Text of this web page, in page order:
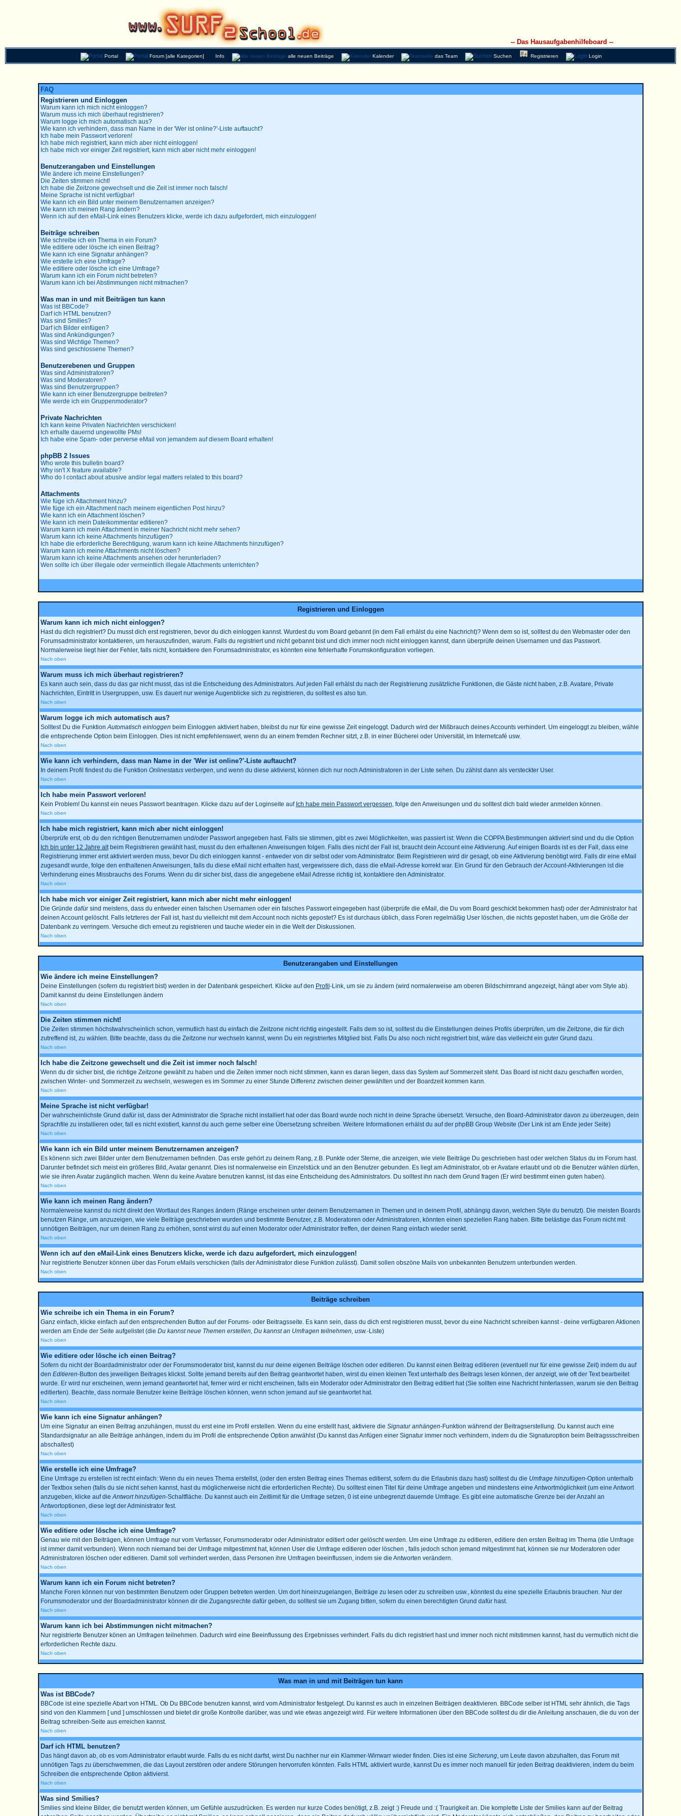
-- Das Hausaufgabenhilfeboard --
Portal Forum [alle Kategorien] Info alle neuen Beiträge Kalender das Team Suchen Registrieren Login
FAQ
Registrieren und Einloggen
Warum kann ich mich nicht einloggen?
Warum muss ich mich überhaut registrieren?
Warum logge ich mich automatisch aus?
Wie kann ich verhindern, dass man Name in der 'Wer ist online?'-Liste auftaucht?
Ich habe mein Passwort verloren!
Ich habe mich registriert, kann mich aber nicht einloggen!
Ich habe mich vor einiger Zeit registriert, kann mich aber nicht mehr einloggen!
Benutzerangaben und Einstellungen
Wie ändere ich meine Einstellungen?
Die Zeiten stimmen nicht!
Ich habe die Zeitzone gewechselt und die Zeit ist immer noch falsch!
Meine Sprache ist nicht verfügbar!
Wie kann ich ein Bild unter meinem Benutzernamen anzeigen?
Wie kann ich meinen Rang ändern?
Wenn ich auf den eMail-Link eines Benutzers klicke, werde ich dazu aufgefordert, mich einzuloggen!
Beiträge schreiben
Wie schreibe ich ein Thema in ein Forum?
Wie editiere oder lösche ich einen Beitrag?
Wie kann ich eine Signatur anhängen?
Wie erstelle ich eine Umfrage?
Wie editiere oder lösche ich eine Umfrage?
Warum kann ich ein Forum nicht betreten?
Warum kann ich bei Abstimmungen nicht mitmachen?
Was man in und mit Beiträgen tun kann
Was ist BBCode?
Darf ich HTML benutzen?
Was sind Smilies?
Darf ich Bilder einfügen?
Was sind Ankündigungen?
Was sind Wichtige Themen?
Was sind geschlossene Themen?
Benutzerebenen und Gruppen
Was sind Administratoren?
Was sind Moderatoren?
Was sind Benutzergruppen?
Wie kann ich einer Benutzergruppe beitreten?
Wie werde ich ein Gruppenmoderator?
Private Nachrichten
Ich kann keine Privaten Nachrichten verschicken!
Ich erhalte dauernd ungewollte PMs!
Ich habe eine Spam- oder perverse eMail von jemandem auf diesem Board erhalten!
phpBB 2 Issues
Who wrote this bulletin board?
Why isn't X feature available?
Who do I contact about abusive and/or legal matters related to this board?
Attachments
Wie füge ich Attachment hinzu?
Wie füge ich ein Attachment nach meinem eigentlichen Post hinzu?
Wie kann ich ein Attachment löschen?
Wie kann ich mein Dateikommentar editieren?
Warum kann ich mein Attachment in meiner Nachricht nicht mehr sehen?
Warum kann ich keine Attachments hinzufügen?
Ich habe die erforderliche Berechtigung, warum kann ich keine Attachments hinzufügen?
Warum kann ich meine Attachments nicht löschen?
Warum kann ich keine Attachments ansehen oder herunterladen?
Wen sollte ich über illegale oder vermeintlich illegale Attachments unterrichten?
Registrieren und Einloggen
Warum kann ich mich nicht einloggen?
Hast du dich registriert? Du musst dich erst registrieren, bevor du dich einloggen kannst. Wurdest du vom Board gebannt (in dem Fall erhälst du eine Nachricht)? Wenn dem so ist, solltest du den Webmaster oder den
Forumsadministrator kontaktieren, um herauszufinden, warum. Falls du registriert und nicht gebannt bist und dich immer noch nicht einloggen kannst, dann überprüfe deinen Usernamen und das Passwort.
Normalerweise liegt hier der Fehler, falls nicht, kontaktiere den Forumsadministrator, es könnten eine fehlerhafte Forumskonfiguration vorliegen.
Nach oben
Warum muss ich mich überhaut registrieren?
Es kann auch sein, dass du das gar nicht musst, das ist die Entscheidung des Administrators. Auf jeden Fall erhälst du nach der Registrierung zusätzliche Funktionen, die Gäste nicht haben, z.B. Avatare, Private
Nachrichten, Eintritt in Usergruppen, usw. Es dauert nur wenige Augenblicke sich zu registrieren, du solltest es also tun.
Nach oben
Warum logge ich mich automatisch aus?
Solltest Du die FunktionAutomatisch einloggen beim Einloggen aktiviert haben, bleibst du nur für eine gewisse Zeit eingeloggt. Dadurch wird der Mißbrauch deines Accounts verhindert. Um eingeloggt zu bleiben, wähle
die entsprechende Option beim Einloggen. Dies ist nicht empfehlenswert, wenn du an einem fremden Rechner sitzt, z.B. in einer Bücherei oder Universität, im Internetcafé usw.
Nach oben
Wie kann ich verhindern, dass man Name in der 'Wer ist online?'-Liste auftaucht?
In deinem Profil findest du die Funktion Onlinestatus verbergen, und wenn du diese aktivierst, können dich nur noch Administratoren in der Liste sehen. Du zählst dann als versteckter User.
Nach oben
Ich habe mein Passwort verloren!
Kein Problem! Du kannst ein neues Passwort beantragen. Klicke dazu auf der Loginseite auf Ich habe mein Passwort vergessen, folge den Anweisungen und du solltest dich bald wieder anmelden können.
Nach oben
Ich habe mich registriert, kann mich aber nicht einloggen!
Überprüfe erst, ob du den richtigen Benutzernamen und/oder Passwort angegeben hast. Falls sie stimmen, gibt es zwei Möglichkeiten, was passiert ist: Wenn die COPPA Bestimmungen aktiviert sind und du die Option
Ich bin unter 12 Jahre altbeim Registrieren gewählt hast, musst du den erhaltenen Anweisungen folgen. Falls dies nicht der Fall ist, braucht dein Account eine Aktivierung. Auf einigen Boards ist es der Fall, dass eine
Registrierung immer erst aktiviert werden muss, bevor Du dich einloggen kannst - entweder von dir selbst oder vom Administrator. Beim Registrieren wird dir gesagt, ob eine Aktivierung benötigt wird. Falls dir eine eMail
zugesandt wurde, folge den enthaltenen Anweisungen, falls du diese eMail nicht erhalten hast, vergewissere dich, dass die eMail-Adresse korrekt war. Ein Grund für den Gebrauch der Account-Aktivierungen ist die
Verhinderung eines Missbrauchs des Forums. Wenn du dir sicher bist, dass die angegebene eMail Adresse richtig ist, kontaktiere den Administrator.
Nach oben
Ich habe mich vor einiger Zeit registriert, kann mich aber nicht mehr einloggen!
Die Gründe dafür sind meistens, dass du entweder einen falschen Usernamen oder ein falsches Passwort eingegeben hast (überprüfe die eMail, die Du vom Board geschickt bekommen hast) oder der Administrator hat
deinen Account gelöscht. Falls letzteres der Fall ist, hast du vielleicht mit dem Account noch nichts gepostet? Es ist durchaus üblich, dass Foren regelmäßig User löschen, die nichts gepostet haben, um die Größe der
Datenbank zu verringern. Versuche dich erneut zu registrieren und tauche wieder ein in die Welt der Diskussionen.
Nach oben
Benutzerangaben und Einstellungen
Wie ändere ich meine Einstellungen?
Deine Einstellungen (sofern du registriert bist) werden in der Datenbank gespeichert. Klicke auf den Profil -Link, um sie zu ändern (wird normalerweise am oberen Bildschirmrand angezeigt, hängt aber vom Style ab).
Damit kannst du deine Einstellungen ändern
Nach oben
Die Zeiten stimmen nicht!
Die Zeiten stimmen höchstwahrscheinlich schon, vermutlich hast du einfach die Zeitzone nicht richtig eingestellt. Falls dem so ist, solltest du die Einstellungen deines Profils überprüfen, um die Zeitzone, die für dich
zutreffend ist, zu wählen. Bitte beachte, dass du die Zeitzone nur wechseln kannst, wenn Du ein registriertes Mitglied bist. Falls Du also noch nicht registriert bist, wäre das vielleicht ein guter Grund dazu.
Nach oben
Ich habe die Zeitzone gewechselt und die Zeit ist immer noch falsch!
Wenn du dir sicher bist, die richtige Zeitzone gewählt zu haben und die Zeiten immer noch nicht stimmen, kann es daran liegen, dass das System auf Sommerzeit steht. Das Board ist nicht dazu geschaffen worden,
zwischen Winter- und Sommerzeit zu wechseln, weswegen es im Sommer zu einer Stunde Differenz zwischen deiner gewählten und der Boardzeit kommen kann.
Nach oben
Meine Sprache ist nicht verfügbar!
Der wahrscheinlichste Grund dafür ist, dass der Administrator die Sprache nicht installiert hat oder das Board wurde noch nicht in deine Sprache übersetzt. Versuche, den Board-Administrator davon zu überzeugen, dein
Sprachfile zu installieren oder, fall es nicht existiert, kannst du auch gerne selber eine Übersetzung schreiben. Weitere Informationen erhälst du auf der phpBB Group Website (Der Link ist am Ende jeder Seite)
Nach oben
Wie kann ich ein Bild unter meinem Benutzernamen anzeigen?
Es könenn sich zwei Bilder unter dem Benutzernamen befinden. Das erste gehört zu deinem Rang, z.B. Punkte oder Sterne, die anzeigen, wie viele Beiträge Du geschrieben hast oder welchen Status du im Forum hast.
Darunter befindet sich meist ein größeres Bild, Avatar genannt. Dies ist normalerweise ein Einzelstück und an den Benutzer gebunden. Es liegt am Administrator, ob er Avatare erlaubt und ob die Benutzer wählen dürfen,
wie sie ihren Avatar zugänglich machen. Wenn du keine Avatare benutzen kannst, ist das eine Entscheidung des Administrators. Du solltest ihn nach dem Grund fragen (Er wird bestimmt einen guten haben).
Nach oben
Wie kann ich meinen Rang ändern?
Normalerweise kannst du nicht direkt den Wortlaut des Ranges ändern (Ränge erscheinen unter deinem Benutzernamen in Themen und in deinem Profil, abhängig davon, welchen Style du benutzt). Die meisten Boards
benutzen Ränge, um anzuzeigen, wie viele Beiträge geschrieben wurden und bestimmte Benutzer, z.B. Moderatoren oder Administratoren, könnten einen speziellen Rang haben. Bitte belästige das Forum nicht mit
unnötigen Beiträgen, nur um deinen Rang zu erhöhen, sonst wirst du auf einen Moderator oder Administrator treffen, der deinen Rang einfach wieder senkt.
Nach oben
Wenn ich auf den eMail-Link eines Benutzers klicke, werde ich dazu aufgefordert, mich einzuloggen!
Nur registrierte Benutzer können über das Forum eMails verschicken (falls der Administrator diese Funktion zulässt). Damit sollen obszöne Mails von unbekannten Benutzern unterbunden werden.
Nach oben
Beiträge schreiben
Wie schreibe ich ein Thema in ein Forum?
Ganz einfach, klicke einfach auf den entsprechenden Button auf der Forums- oder Beitragsseite. Es kann sein, dass du dich erst registrieren musst, bevor du eine Nachricht schreiben kannst - deine verfügbaren Aktionen
werden am Ende der Seite aufgelistet (die Du kannst neue Themen erstellen, Du kannst an Umfragen teilnehmen, usw.-Liste)
Nach oben
Wie editiere oder lösche ich einen Beitrag?
Sofern du nicht der Boardadministrator oder der Forumsmoderator bist, kannst du nur deine eigenen Beiträge löschen oder editieren. Du kannst einen Beitrag editieren (eventuell nur für eine gewisse Zeit) indem du auf
den Editieren-Button des jeweiligen Beitrages klickst. Sollte jemand bereits auf den Beitrag geantwortet haben, wirst du einen kleinen Text unterhalb des Beitrags lesen können, der anzeigt, wie oft der Text bearbeitet
wurde. Er wird nur erscheinen, wenn jemand geantwortet hat, ferner wird er nicht erscheinen, falls ein Moderator oder Administrator den Beitrag editiert hat (Sie sollten eine Nachricht hinterlassen, warum sie den Beitrag
editierten). Beachte, dass normale Benutzer keine Beiträge löschen können, wenn schon jemand auf sie geantwortet hat.
Nach oben
Wie kann ich eine Signatur anhängen?
Um eine Signatur an einen Beitrag anzuhängen, musst du erst eine im Profil erstellen. Wenn du eine erstellt hast, aktiviere die Signatur anhängen-Funktion während der Beitragserstellung. Du kannst auch eine
Standardsignatur an alle Beiträge anhängen, indem du im Profil die entsprechende Option anwählst (Du kannst das Anfügen einer Signatur immer noch verhindern, indem du die Signaturoption beim Beitragssschreiben
abschaltest)
Nach oben
Wie erstelle ich eine Umfrage?
Eine Umfrage zu erstellen ist recht einfach: Wenn du ein neues Thema erstellst, (oder den ersten Beitrag eines Themas editierst, sofern du die Erlaubnis dazu hast) solltest du die Umfrage hinzufügen-Option unterhalb
der Textbox sehen (falls du sie nicht sehen kannst, hast du möglicherweise nicht die erforderlichen Rechte). Du solltest einen Titel für deine Umfrage angeben und mindestens eine Antwortmöglichkeit (um eine Antwort
anzugeben, klicke auf dieAntwort hinzufügen-Schaltfläche. Du kannst auch ein Zeitlimit für die Umfrage setzen, 0 ist eine unbegrenzt dauernde Umfrage. Es gibt eine automatische Grenze bei der Anzahl an
Antwortoptionen, diese legt der Administrator fest.
Nach oben
Wie editiere oder lösche ich eine Umfrage?
Genau wie mit den Beiträgen, können Umfrage nur vom Verfasser, Forumsmoderator oder Administrator editiert oder gelöscht werden. Um eine Umfrage zu editieren, editiere den ersten Beitrag im Thema (die Umfrage
ist immer damit verbunden). Wenn noch niemand bei der Umfrage mitgestimmt hat, können User die Umfrage editieren oder löschen , falls jedoch schon jemand mitgestimmt hat, können sie nur Moderatoren oder
Administratoren löschen oder editieren. Damit soll verhindert werden, dass Personen ihre Umfragen beeinflussen, indem sie die Antworten verändern.
Nach oben
Warum kann ich ein Forum nicht betreten?
Manche Foren können nur von bestimmten Benutzern oder Gruppen betreten werden. Um dort hineinzugelangen, Beiträge zu lesen oder zu schreiben usw., könntest du eine spezielle Erlaubnis brauchen. Nur der
Forumsmoderator und der Boardadministrator können dir die Zugangsrechte dafür geben, du solltest sie um Zugang bitten, sofern du einen berechtigten Grund dafür hast.
Nach oben
Warum kann ich bei Abstimmungen nicht mitmachen?
Nur registrierte Benutzer könen an Umfragen teilnehmen. Dadurch wird eine Beeinflussung des Ergebnisses verhindert. Falls du dich registriert hast und immer noch nicht mitstimmen kannst, hast du vermutlich nicht die
erforderlichen Rechte dazu.
Nach oben
Was man in und mit Beiträgen tun kann
Was ist BBCode?
BBCode ist eine spezielle Abart von HTML. Ob Du BBCode benutzen kannst, wird vom Administrator festgelegt. Du kannst es auch in einzelnen Beiträgen deaktivieren. BBCode selber ist HTML sehr ähnlich, die Tags
sind von den Klammern [ und ] umschlossen und bietet dir große Kontrolle darüber, was und wie etwas angezeigt wird. Für weitere Informationen über den BBCode solltest du dir die Anleitung anschauen, die du von der
Beitrag schreiben-Seite aus erreichen kannst.
Nach oben
Darf ich HTML benutzen?
Das hängt davon ab, ob es vom Administrator erlaubt wurde. Falls du es nicht darfst, wirst Du nachher nur ein Klammer-Wirrwarr wieder finden. Dies ist eine Sicherung, um Leute davon abzuhalten, das Forum mit
unnötigen Tags zu überschwemmen, die das Layout zerstören oder andere Störungen hervorrufen könnten. Falls HTML aktiviert wurde, kannst Du es immer noch manuell für jeden Beitrag deaktivieren, indem du beim
Schreiben die entsprechende Option aktivierst.
Nach oben
Was sind Smilies?
Smilies sind kleine Bilder, die benutzt werden können, um Gefühle auszudrücken. Es werden nur kurze Codes benötigt, z.B. zeigt :) Freude und :( Traurigkeit an. Die komplette Liste der Smilies kann auf der Beitrag